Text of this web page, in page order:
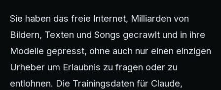
Sie haben das freie Internet, Milliarden von
Bildern, Texten und Songs gecrawlt und in ihre
Modelle gepresst, ohne auch nur einen einzigen
Urheber um Erlaubnis zu fragen oder zu
entlohnen. Die Trainingsdaten für Claude,